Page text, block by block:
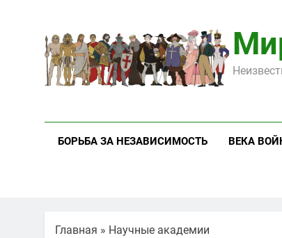
содержимому
БОРЬБА ЗА НЕЗАВИСИМОСТЬ ВЕКА
Главная » Научные академии